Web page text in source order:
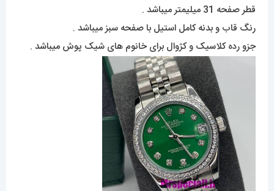
قطر صفحه 31 میلیمتر میباشد .
رنگ قاب و بدنه کامل استیل با صفحه سبز میباشد .
جزو رده کلاسیک و کژوال برای خانوم های شیک پوش میباشد .